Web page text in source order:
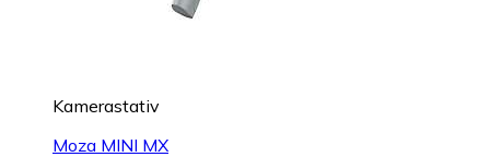
Kamerastativ
Moza MINI MX